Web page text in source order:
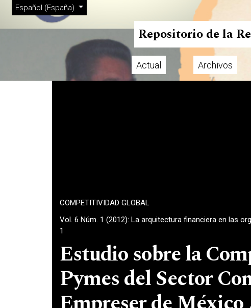
Ir al menú de navegación principal
Ir al contenido principal
Ir al pie de página del sitio
Cambiar el idioma. El actual es:
Español (España)
Menú de administración
Repositorio de la
Menú principal Actual Archivos
COMPETITIVIDAD GLOBAL
Vol. 6 Núm. 1 (2012): La arquitectura financiera en las
1
Estudio sobre la
Pymes del Sector